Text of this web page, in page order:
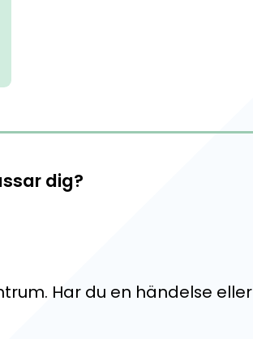
Mathplanet
dig?
Har du en händelse eller